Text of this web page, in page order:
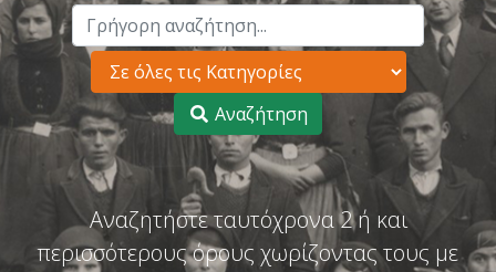
Αναζήτηση
Αναζητήστε ταυτόχρονα 2 ή και
περισσότερους όρους χωρίζοντας τους με